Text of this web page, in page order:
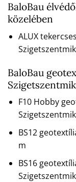
BaloBau
közelében
ALUX
BaloBau
F10 Hobby
BS12
m
BS16